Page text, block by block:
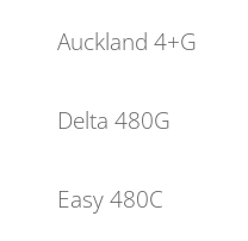
Auckland 4+G
Delta 480G
Easy 480C